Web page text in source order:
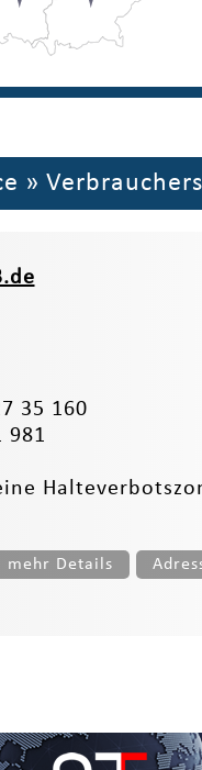
»
35 160
981
mehr Details